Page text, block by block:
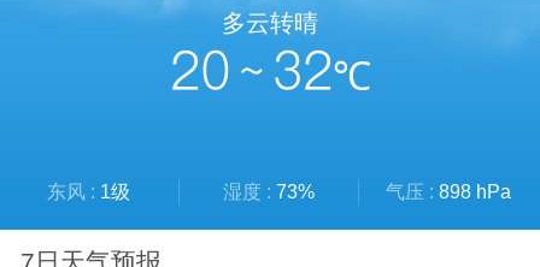
多云转晴
20 ~ 32℃
东风 : 1级 湿度 : 73% 气压 : 898 hPa